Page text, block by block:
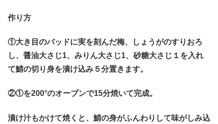
作り方
①大き目のバッドに実を刻んだ梅、しょうがのすりおろ
し、醤油大さじ1、みりん大さじ1、砂糖大さじ１を入れ
て鯖の切り身を漬け込み５分置きます。
②①を200°のオーブンで15分焼いて完成。
漬け汁もかけて焼くと、鯖の身がふんわりして味がしみ込